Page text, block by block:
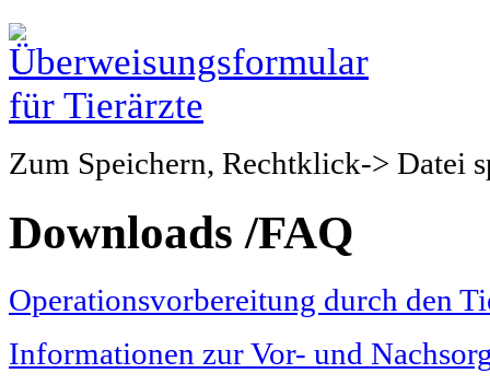
Zum Speichern, Rechtklick-> Datei
Downloads /FAQ
Operationsvorbereitung durch den
Informationen zur Vor- und